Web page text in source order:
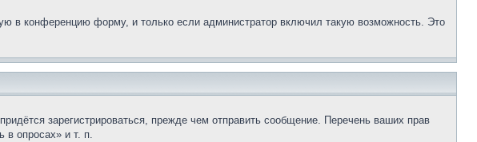
в конференцию форму, и только если администратор включил такую возможность. Это
зарегистрироваться, прежде чем отправить сообщение. Перечень ваших прав
в опросах» и т. п.